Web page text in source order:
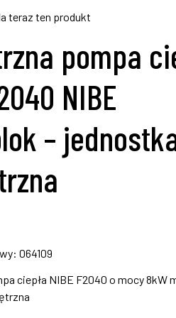
teraz ten produkt
pompa
NIBE
–
064109
ciepła NIBE F2040 o mocy 8kW